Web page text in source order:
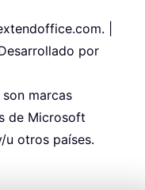
|
por
marcas
de Microsoft
u otros países.